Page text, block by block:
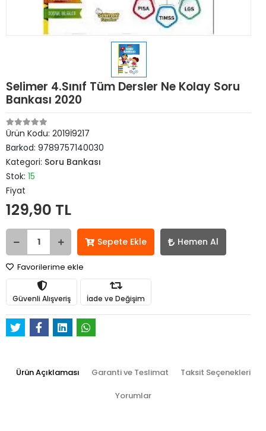
Selimer 4.Sınıf Tüm Dersler Ne Kolay Soru
Bankası 2020
Ürün Kodu: 2019İ9217
Barkod: 9789757140030
Kategori: Soru Bankası
Stok: 15
Fiyat
129,90 TL
Sepete Ekle Hemen Al
Favorilerime ekle
Güvenli Alışveriş İade ve Değişim
Ürün Açıklaması Garanti ve Teslimat Taksit Seçenekleri
Yorumlar